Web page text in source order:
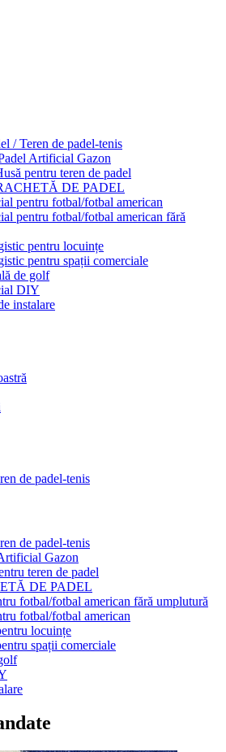
/ Teren de padel-tenis
Artificial Gazon
pentru teren de padel
DE PADEL
pentru fotbal/fotbal american
pentru fotbal/fotbal american fără
pentru locuințe
pentru spații comerciale
de golf
DIY
instalare
de padel-tenis
de padel-tenis
Gazon
teren de padel
DE PADEL
fotbal/fotbal american fără umplutură
fotbal/fotbal american
locuințe
spații comerciale